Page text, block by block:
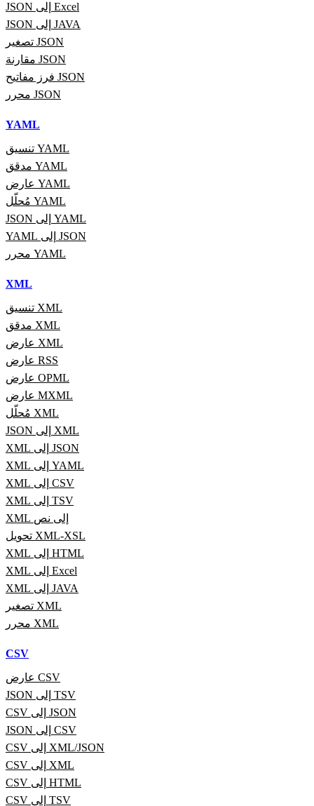
JSON إلى Excel
JSON إلى JAVA
تصغير JSON
مقارنة JSON
فرز مفاتيح JSON
محرر JSON
YAML
تنسيق YAML
مدقق YAML
عارض YAML
مُحلّل YAML
JSON إلى YAML
YAML إلى JSON
محرر YAML
XML
تنسيق XML
مدقق XML
عارض XML
عارض RSS
عارض OPML
عارض MXML
مُحلّل XML
JSON إلى XML
XML إلى JSON
XML إلى YAML
XML إلى CSV
XML إلى TSV
XML إلى نص
تحويل XML-XSL
XML إلى HTML
XML إلى Excel
XML إلى JAVA
تصغير XML
محرر XML
CSV
عارض CSV
JSON إلى TSV
CSV إلى JSON
JSON إلى CSV
CSV إلى XML/JSON
CSV إلى XML
CSV إلى HTML
CSV إلى TSV